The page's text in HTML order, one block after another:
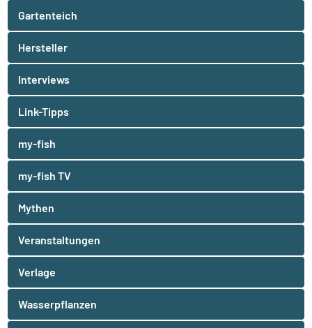
Gartenteich
Hersteller
Interviews
Link-Tipps
my-fish
my-fish TV
Mythen
Veranstaltungen
Verlage
Wasserpflanzen